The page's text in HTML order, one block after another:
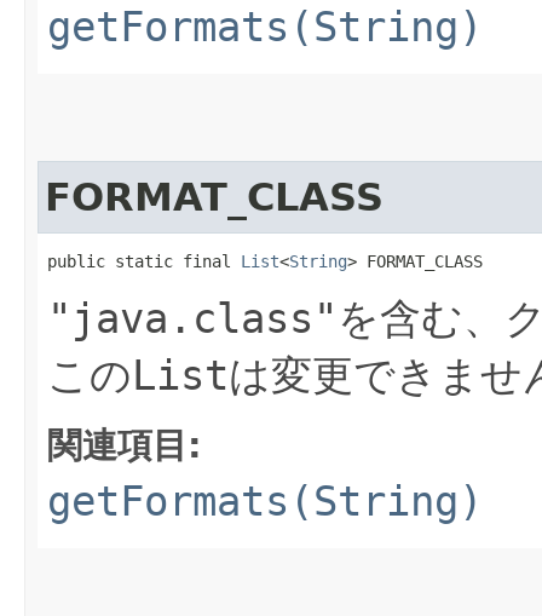
getFormats(String)
FORMAT_CLASS
public static final List<String> FORMAT_CLASS
"java.class" を含む、
このListは変更できませ
関連項目:
getFormats(String)